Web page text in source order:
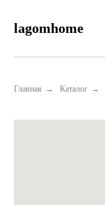
lagomhome
Главная → Каталог →